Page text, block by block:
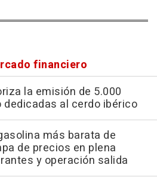
financiero
la emisión de 5.000
dedicadas al cerdo ibérico
más barata de
de precios en plena
y operación salida